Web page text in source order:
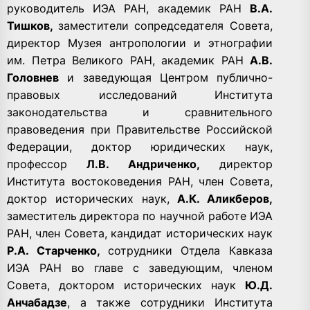
руководитель ИЭА РАН, академик РАН В.А.
Тишков, заместители сопредседателя Совета,
директор Музея антропологии и этнографии
им. Петра Великого РАН, академик РАНА.В.
Головнев и заведующая Центром публично-
правовых исследований
Института
законодательства и сравнительного
правоведения при Правительстве Российской
Федерации, доктор юридических наук,
профессорЛ.В. Андриченко, директор
Института востоковедения РАН, член Совета,
доктор исторических наук,А.К. Аликберов,
заместитель директора по научной работе ИЭА
РАН, член Совета, кандидат исторических наук
Р.А. Старченко,сотрудники
Отдела Кавказа
ИЭА РАН во главе с заведующим, членом
Совета, доктором исторических наук Ю.Д.
Анчабадзе, а также сотрудники Института